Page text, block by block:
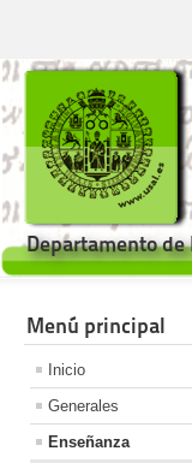
Departamento
Menú principal
Inicio
Generales
Enseñanza